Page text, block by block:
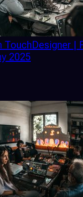
TouchDesigner |
2025